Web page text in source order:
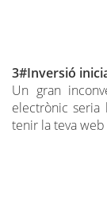
3#Inversió
Un gran
electrònic
tenir la teva